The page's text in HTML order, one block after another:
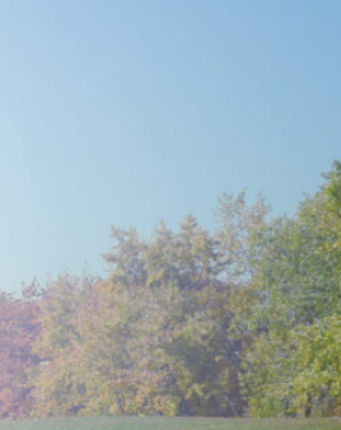
settings and even apply custom CSS to this text in the